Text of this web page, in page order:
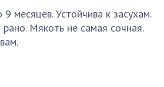
месяцев. Устойчива к засухам.
Мякоть не самая сочная.